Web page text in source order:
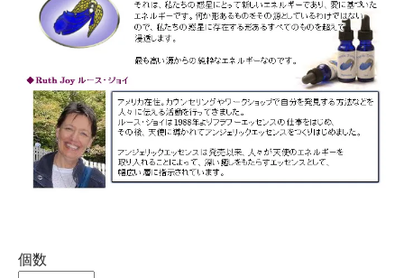
個数